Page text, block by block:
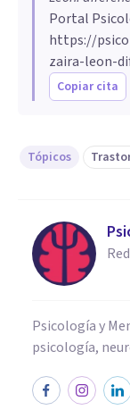
Portal
https://
zaira-leon-
Copiar cita
Tópicos
Psicología y
psicología,